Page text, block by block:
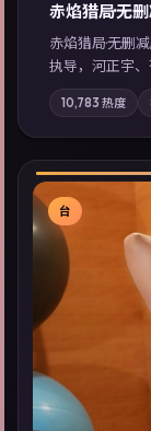
赤焰猎局·无
赤焰猎局·无删
执导，河正宇
亲情与职责必
气质；站内亦
索同类型高分
10,783 热度
台